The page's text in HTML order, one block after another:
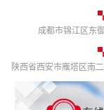
成都市锦江区东
陕西省西安市雁塔区南